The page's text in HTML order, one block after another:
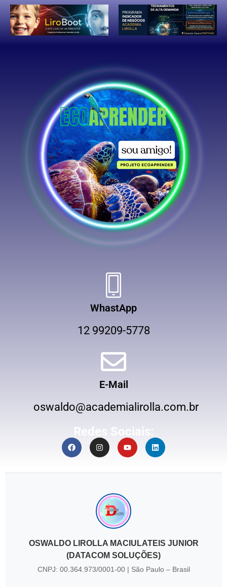
WhastApp
12 99209-5778
E-Mail
oswaldo@academialirolla.com.br
Redes Sociais:
OSWALDO LIROLLA MACIULATEIS JUNIOR
(DATACOM SOLUÇÕES)
CNPJ: 00.364.973/0001-00 | São Paulo – Brasil